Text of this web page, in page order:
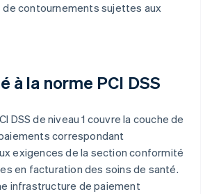
contournements sujettes aux
à la norme PCI DSS
DSS de niveau 1 couvre la couche de
correspondant
exigences de la section conformité
en facturation des soins de santé.
infrastructure de paiement